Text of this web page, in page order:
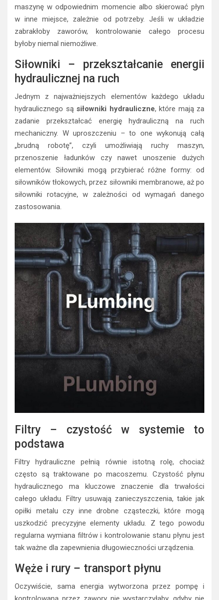
maszynę w odpowiednim momencie albo skierować płyn
w inne miejsce, zależnie od potrzeby. Jeśli w układzie
zabrakłoby zaworów, kontrolowanie całego procesu
byłoby niemal niemożliwe.
Siłowniki – przekształcanie energii
hydraulicznej na ruch
Jednym z najważniejszych elementów każdego układu
hydraulicznego są siłowniki hydrauliczne, które mają za
zadanie przekształcać energię hydrauliczną na ruch
mechaniczny. W uproszczeniu – to one wykonują całą
„brudną robotę”, czyli umożliwiają ruchy maszyn,
przenoszenie ładunków czy nawet unoszenie dużych
elementów. Siłowniki mogą przybierać różne formy: od
siłowników tłokowych, przez siłowniki membranowe, aż po
siłowniki rotacyjne, w zależności od wymagań danego
zastosowania.
Filtry – czystość w systemie to
podstawa
Filtry hydrauliczne pełnią równie istotną rolę, chociaż
często są traktowane po macoszemu. Czystość płynu
hydraulicznego ma kluczowe znaczenie dla trwałości
całego układu. Filtry usuwają zanieczyszczenia, takie jak
opiłki metalu czy inne drobne cząsteczki, które mogą
uszkodzić precyzyjne elementy układu. Z tego powodu
regularna wymiana filtrów i kontrolowanie stanu płynu jest
tak ważne dla zapewnienia długowieczności urządzenia.
Węże i rury – transport płynu
Oczywiście, sama energia wytworzona przez pompę i